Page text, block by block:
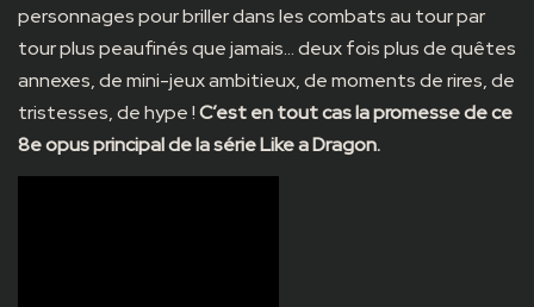
personnages pour briller dans les combats au tour par
tour plus peaufinés que jamais… deux fois plus de quêtes
annexes, de mini-jeux ambitieux, de moments de rires, de
tristesses, de hype !C’est en tout cas la promesse de ce
8e opus principal de la série Like a Dragon.